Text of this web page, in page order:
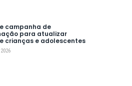
campanha de
para atualizar
crianças e adolescentes